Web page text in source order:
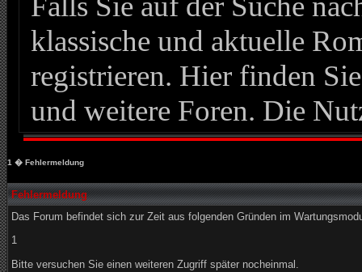
klassische und aktuelle
registrieren. Hier finden
und weitere Foren. Die
1 � Fehlermeldung
Fehlermeldung
Das Forum befindet sich zur Zeit aus folgenden Gründen im
1
Bitte versuchen Sie einen weiteren Zugriff später nocheinmal.